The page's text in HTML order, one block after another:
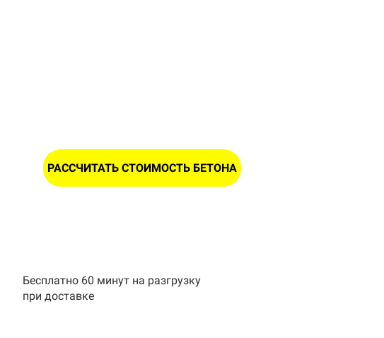
РАССЧИТАТЬ СТОИМОСТЬ БЕТОНА
Бесплатно 60 минут на разгрузку
при доставке